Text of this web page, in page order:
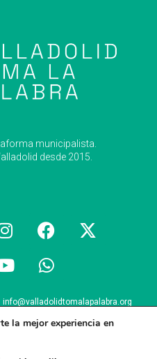
municipalista.
desde 2015.
info@valladolidtomalapalabra.org
+34 983 426 124
la mejor experiencia en